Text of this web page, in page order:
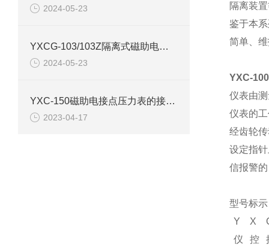
2024-05-23
YXCG-103/103Z隔离式磁助电接点压力表产品介绍
2024-05-23
YXC-150磁助电接点压力表的接线图和原理结构
2023-04-17
隔离装
鉴于本
简单、
YXC-
仪表由
仪表的
经齿轮
设定指
信报警
型号标示
Y
X
仪
控